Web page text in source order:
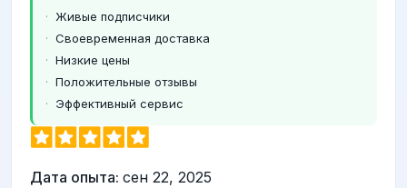
Живые подписчики
Своевременная доставка
Низкие цены
Положительные отзывы
Эффективный сервис
Дата опыта: сен 22, 2025